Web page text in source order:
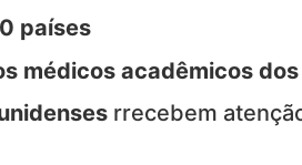
países
médicos acadêmicos dos
rrecebem